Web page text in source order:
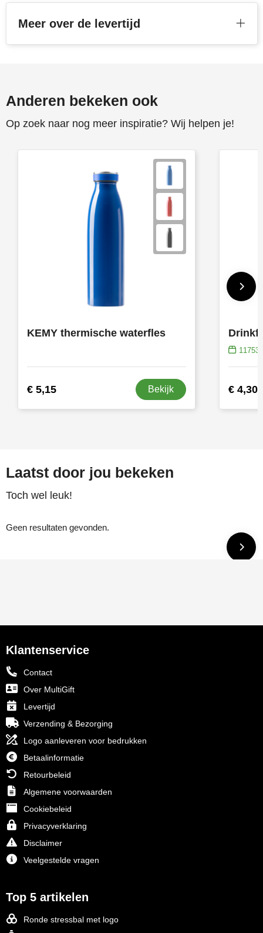
Meer over de levertijd
Anderen bekeken ook
Op zoek naar nog meer inspiratie? Wij helpen je!
KEMY thermische waterfles
€ 5,15 Bekijk
11753
€ 4,30
Laatst door jou bekeken
Toch wel leuk!
Geen resultaten gevonden.
Klantenservice
Contact
Over MultiGift
Levertijd
Verzending & Bezorging
Logo aanleveren voor bedrukken
Betaalinformatie
Retourbeleid
Algemene voorwaarden
Cookiebeleid
Privacyverklaring
Disclaimer
Veelgestelde vragen
Top 5 artikelen
Ronde stressbal met logo